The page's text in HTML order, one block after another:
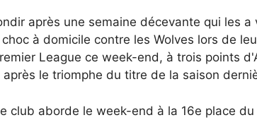
après une semaine décevante qui les
à domicile contre les Wolves lors de
League ce week-end, à trois points
le triomphe du titre de la saison
club aborde le week-end à la 16e place